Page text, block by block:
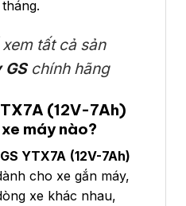
tất cả sản
chính hãng
(12V-7Ah)
máy nào?
YTX7A (12V-7Ah)
cho xe gắn máy,
xe khác nhau,